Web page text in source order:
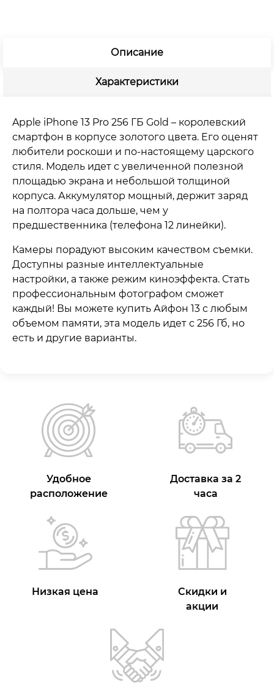
Описание
Характеристики
Apple iPhone 13 Pro 256 ГБ Gold – королевский
смартфон в корпусе золотого цвета. Его оценят
любители роскоши и по-настоящему царского
стиля. Модель идет с увеличенной полезной
площадью экрана и небольшой толщиной
корпуса. Аккумулятор мощный, держит заряд
на полтора часа дольше, чем у
предшественника (телефона 12 линейки).
Камеры порадуют высоким качеством съемки.
Доступны разные интеллектуальные
настройки, а также режим киноэффекта. Стать
профессиональным фотографом сможет
каждый! Вы можете купить Айфон 13 с любым
объемом памяти, эта модель идет с 256 Гб, но
есть и другие варианты.
Удобное
расположение
Доставка за 2
часа
Низкая цена
Скидки и
акции